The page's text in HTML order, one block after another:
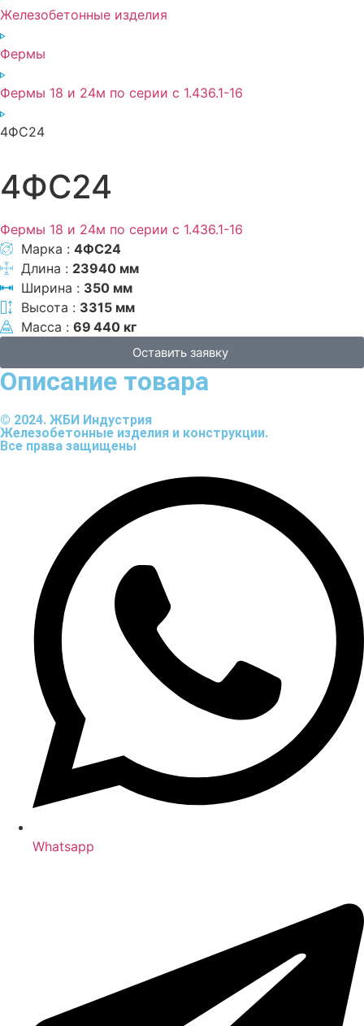
Железобетонные изделия
Фермы
Фермы 18 и 24м по серии с 1.436.1-16
4ФС24
4ФС24
Фермы 18 и 24м по серии с 1.436.1-16
Марка : 4ФС24
Длина : 23940 мм
Ширина : 350 мм
Высота : 3315 мм
Масса : 69 440 кг
Оставить заявку
Описание товара
© 2024. ЖБИ Индустрия
Железобетонные изделия и конструкции.
Все права защищены
Whatsapp